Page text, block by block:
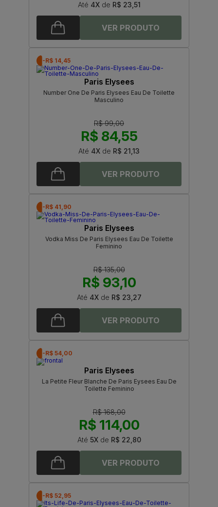
Até 4Xde R$ 23,51
-R$ 14,45
Paris Elysees
Number One De Paris Elysees Eau De Toilette
Masculino
R$ 99,00
R$ 84,55
Até 4X de R$ 21,13
-R$ 41,90
Paris Elysees
Vodka Miss De Paris Elysees Eau De Toilette
Feminino
R$ 135,00
R$ 93,10
Até 4Xde R$ 23,27
-R$ 54,00
Paris Elysees
La Petite Fleur Blanche De Paris Eysees Eau De
Toilette Feminino
R$ 168,00
R$ 114,00
Até 5Xde R$ 22,80
-R$ 52,95